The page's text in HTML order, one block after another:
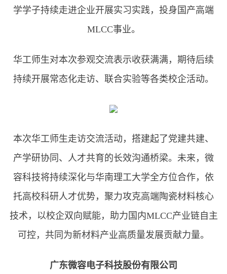
学学子持续走进企业开展实习实践，投身国产高端
MLCC事业。
华工师生对本次参观交流表示收获满满，期待后续
持续开展常态化走访、联合实验等各类校企活动。
本次华工师生走访交流活动，搭建起了党建共建、
产学研协同、人才共育的长效沟通桥梁。未来，微
容科技将持续深化与华南理工大学全方位合作，依
托高校科研人才优势，聚力攻克高端陶瓷材料核心
技术，以校企双向赋能，助力国内MLCC产业链自主
可控，共同为新材料产业高质量发展贡献力量。
广东微容电子科技股份有限公司